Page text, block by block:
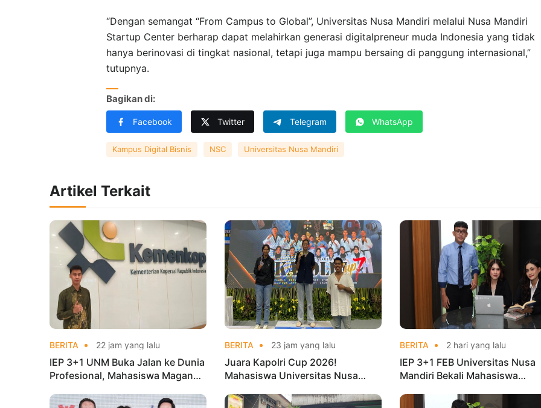
“Dengan semangat “From Campus to Global”, Universitas Nusa Mandiri melalui Nusa Mandiri
Startup Center berharap dapat melahirkan generasi digitalpreneur muda Indonesia yang tidak
hanya berinovasi di tingkat nasional, tetapi juga mampu bersaing di panggung internasional,”
tutupnya.
Bagikan di:
Facebook Twitter Telegram WhatsApp
Kampus Digital Bisnis NSC Universitas Nusa Mandiri
Artikel Terkait
BERITA 22 jam yang lalu
IEP 3+1 UNM Buka Jalan ke Dunia
Profesional, Mahasiswa Magang
BERITA 23 jam yang lalu
Juara Kapolri Cup 2026!
Mahasiswa Universitas Nusa
di Kejurnas Taekwondo
BERITA 2 hari yang lalu
IEP 3+1 FEB Universitas Nusa
Mandiri Bekali Mahasiswa